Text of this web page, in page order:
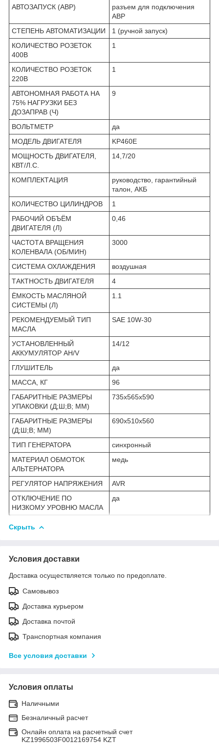
АВТОЗАПУСК (АВР)
разъем для подключения
АВР
СТЕПЕНЬ АВТОМАТИЗАЦИИ
1 (ручной запуск)
КОЛИЧЕСТВО РОЗЕТОК
400В
1
КОЛИЧЕСТВО РОЗЕТОК
220В
1
АВТОНОМНАЯ РАБОТА НА
75% НАГРУЗКИ БЕЗ
ДОЗАПРАВ (Ч)
9
ВОЛЬТМЕТР
да
МОДЕЛЬ ДВИГАТЕЛЯ
KP460E
МОЩНОСТЬ ДВИГАТЕЛЯ,
КВТ/Л.С.
14,7/20
КОМПЛЕКТАЦИЯ
руководство, гарантийный
талон, АКБ
КОЛИЧЕСТВО ЦИЛИНДРОВ
1
РАБОЧИЙ ОБЪЁМ
ДВИГАТЕЛЯ (Л)
0,46
ЧАСТОТА ВРАЩЕНИЯ
КОЛЕНВАЛА (ОБ/МИН)
3000
СИСТЕМА ОХЛАЖДЕНИЯ
воздушная
ТАКТНОСТЬ ДВИГАТЕЛЯ
4
ЁМКОСТЬ МАСЛЯНОЙ
СИСТЕМЫ (Л)
1.1
РЕКОМЕНДУЕМЫЙ ТИП
МАСЛА
SAE 10W-30
УСТАНОВЛЕННЫЙ
АККУМУЛЯТОР AH/V
14/12
ГЛУШИТЕЛЬ
да
МАССА, КГ
96
ГАБАРИТНЫЕ РАЗМЕРЫ
УПАКОВКИ (Д;Ш;В; ММ)
735х565х590
ГАБАРИТНЫЕ РАЗМЕРЫ
(Д;Ш;В; ММ)
690х510х560
ТИП ГЕНЕРАТОРА
синхронный
МАТЕРИАЛ ОБМОТОК
АЛЬТЕРНАТОРА
медь
РЕГУЛЯТОР НАПРЯЖЕНИЯ
AVR
ОТКЛЮЧЕНИЕ ПО
НИЗКОМУ УРОВНЮ МАСЛА
да
Скрыть
Условия доставки
Доставка осуществляется только по предоплате.
Самовывоз
Доставка курьером
Доставка почтой
Транспортная компания
Все условия доставки
Условия оплаты
Наличными
Безналичный расчет
Онлайн оплата на расчетный счет
KZ1996503F0012169754 KZT